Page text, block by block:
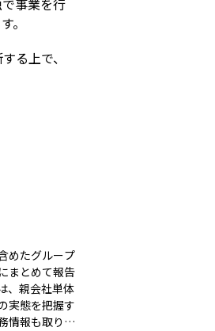
事業を行
。
る上で、
めたグループ
まとめて報告
、親会社単体
実態を把握す
情報も取り込